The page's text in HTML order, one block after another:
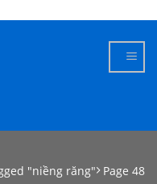
"niềng răng" Page 48